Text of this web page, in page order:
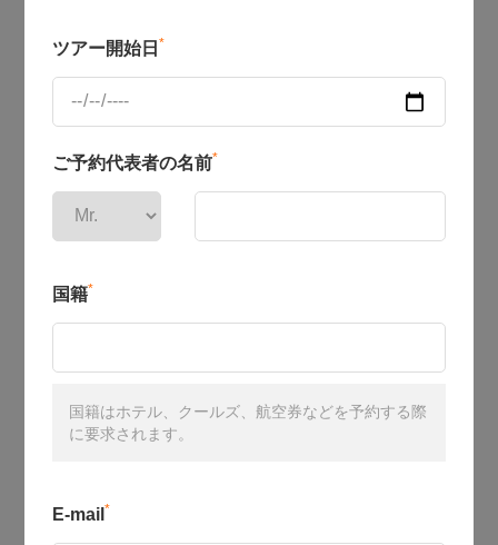
ツアー開始日 *
ご予約代表者の名前*
国籍*
国籍はホテル、クールズ、航空券などを予約する際
に要求されます。
E-mail *